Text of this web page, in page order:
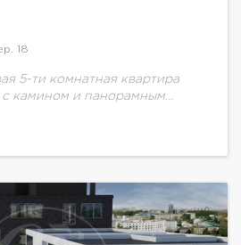
18
5-ти комнатная квартира
с камином и панорамным
планировка: 4 спальни,